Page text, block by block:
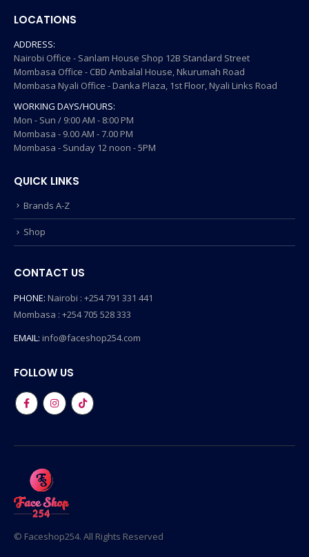
LOCATIONS
ADDRESS:
Nairobi Office - Sanlam House Shop 12B Standard Street
Mombasa Office - CBD Ambalal House, Nkurumah Road
Mombasa Nyali Office - Danka Plaza, 1st Floor, Nyali Links Road
WORKING DAYS/HOURS:
Mon - Sun / 9:00 AM - 8:00 PM
Mombasa - 9.00 AM - 7.00 PM
Mombasa - Sunday 12 noon - 5PM
QUICK LINKS
Brands A-Z
Shop
CONTACT US
PHONE: Nairobi : +254 791 331 441
Mombasa : +254 705 528 333
EMAIL: info@faceshop254.com
FOLLOW US
© Faceshop254. All Rights Reserved